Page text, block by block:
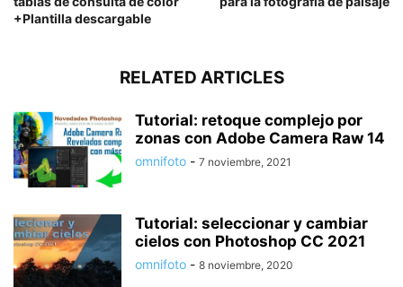
+Plantilla descargable
RELATED ARTICLES
Tutorial: retoque complejo por
zonas con Adobe Camera Raw 14
omnifoto - 7 noviembre, 2021
Tutorial: seleccionar y cambiar
cielos con Photoshop CC 2021
omnifoto - 8 noviembre, 2020